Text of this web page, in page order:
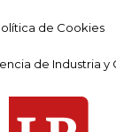
de Cookies
de Industria y